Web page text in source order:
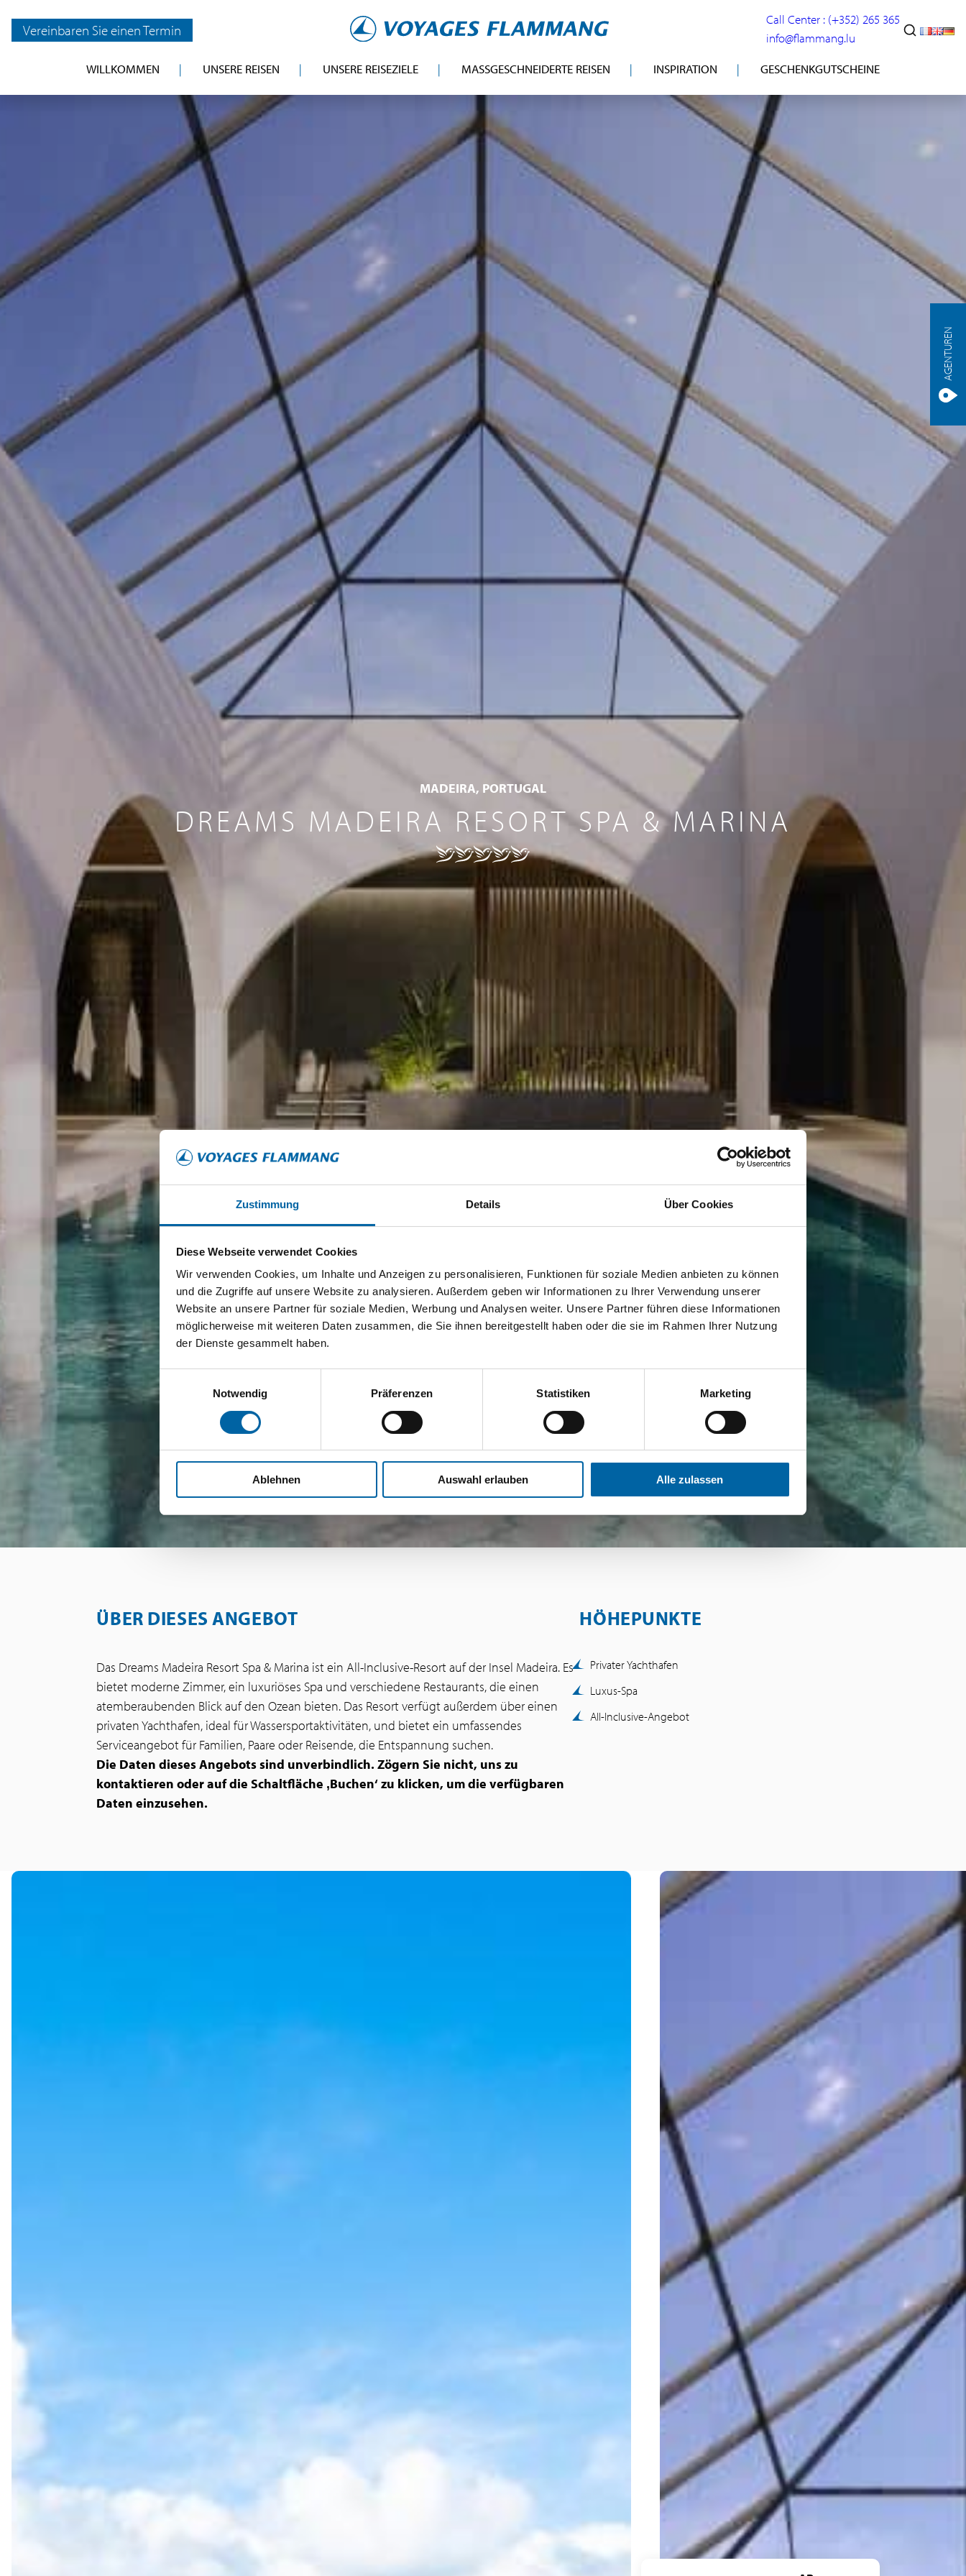
Zustimmung Details Über Cookies
Diese Webseite verwendet Cookies
Wir verwenden Cookies, um Inhalte und Anzeigen zu personalisieren, Funktionen für soziale Medien anbieten zu können
und die Zugriffe auf unsere Website zu analysieren. Außerdem geben wir Informationen zu Ihrer Verwendung unserer
Website an unsere Partner für soziale Medien, Werbung und Analysen weiter. Unsere Partner führen diese Informationen
möglicherweise mit weiteren Daten zusammen, die Sie ihnen bereitgestellt haben oder die sie im Rahmen Ihrer Nutzung
der Dienste gesammelt haben.
Einwilligungsauswahl
Notwendig
Präferenzen Statistiken Marketing
Ablehnen Auswahl erlauben Alle zulassen
Vereinbaren Sie einen Termin
Call Center : (+352) 265 365
info@flammang.lu
AGENTUREN
WILLKOMMEN UNSERE REISEN UNSERE REISEZIELE MASSGESCHNEIDERTE REISEN INSPIRATION GESCHENKGUTSCHEINE
MADEIRA, PORTUGAL
DREAMS MADEIRA RESORT SPA & MARINA
ÜBER DIESES ANGEBOT
Das Dreams Madeira Resort Spa & Marina ist ein All-Inclusive-Resort auf der Insel Madeira. Es
bietet moderne Zimmer, ein luxuriöses Spa und verschiedene Restaurants, die einen
atemberaubenden Blick auf den Ozean bieten. Das Resort verfügt außerdem über einen
privaten Yachthafen, ideal für Wassersportaktivitäten, und bietet ein umfassendes
Serviceangebot für Familien, Paare oder Reisende, die Entspannung suchen.
Die Daten dieses Angebots sind unverbindlich. Zögern Sie nicht, uns zu
kontaktieren oder auf die Schaltfläche ‚Buchen‘ zu klicken, um die verfügbaren
Daten einzusehen.
HÖHEPUNKTE
Privater Yachthafen
Luxus-Spa
All-Inclusive-Angebot